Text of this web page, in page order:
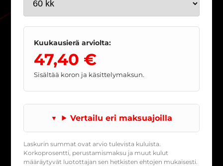
Kuukausierä arviolta:
47,40 €
Sisältää koron ja käsittelymaksun.
Vertailu eri maksuajoilla
Laskurin summat ovat arvio tulevista kuluista.
Korkoprosentti, perustamismaksu ja muut kulut
määräytyvät luotottajan sen hetkisten ehtojen mukaisesti.